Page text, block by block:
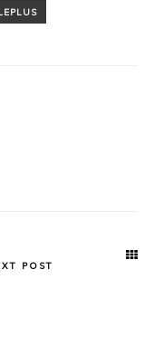
POST